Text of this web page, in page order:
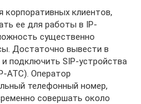
корпоративных клиентов,
ее для работы в IP-
существенно
Достаточно вывести в
подключить SIP-устройства
ATC). Оператор
телефонный номер,
совершать около